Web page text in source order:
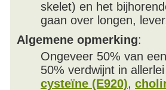
skelet) en het
gaan over longen,
Algemene opmerking:
Ongeveer 50% van
50% verdwijnt in
cysteïne (E920),